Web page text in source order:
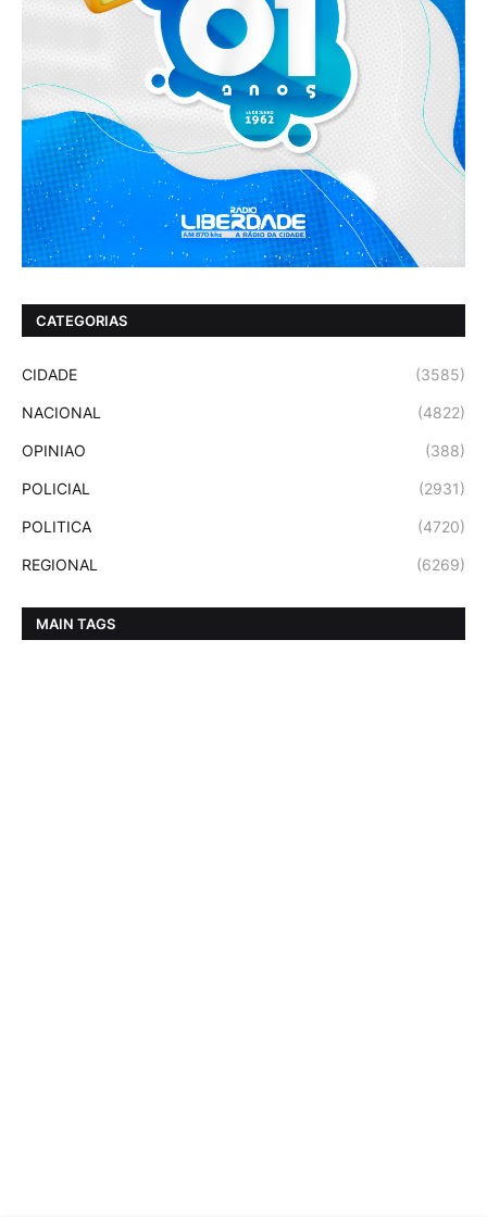
CATEGORIAS
CIDADE (3585)
NACIONAL (4822)
OPINIAO (388)
POLICIAL (2931)
POLITICA (4720)
REGIONAL (6269)
MAIN TAGS